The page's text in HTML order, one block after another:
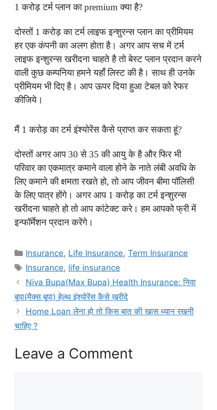
1 करोड़ टर्म प्लान का premium क्या है?
दोस्तों 1 करोड़ का टर्म लाइफ इन्शुरन्स प्लान का प्रीमियम
हर एक कंपनी का अलग होता है। अगर आप सच में टर्म
लाइफ इन्शुरन्स खरीदना चाहते है तो बेस्ट प्लान प्रदान करने
वाली कुछ कम्पनिया हमने यहाँ लिस्ट की है। साथ ही उनके
प्रीमियम भी दिए है। आप ऊपर दिया हुआ टेबल को रेफर
कीजिये।
मैं 1 करोड़ का टर्म इंश्योरेंस कैसे प्राप्त कर सकता हूं?
दोस्तों अगर आप 30 से 35 की आयु के है और फिर भी
परिवार का एकमात्र कमाने वाला होने के नाते लंबी अवधि के
लिए कमाने की क्षमता रखते हो, तो आप जीवन बीमा पॉलिसी
के लिए पात्र होंगे। अगर आप 1 करोड़ का टर्म इन्शुरन्स
खरीदना चाहते हो तो आप कांटेक्ट करे। हम आपको फ्री में
इन्फॉर्मेशन प्रदान करेंगे।
Categories
Insurance, Life Insurance,Term Insurance
Tags
Insurance, life insurance
Niva Bupa(Max Bupa) Health Insurance: निवा
बूपा(मैक्स बूपा) हेल्थ इंश्योरेंस कैसे ख़रीदे
Home Loan लेना हो तो किस बात की खास ध्यान रखनी
चाहिए ?
Leave a Comment